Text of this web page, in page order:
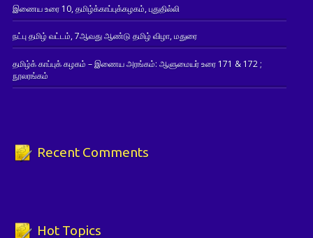
இணைய உரை 10, தமிழ்க்காப்புக்கழகம், புதுதில்லி
நட்பு தமிழ் வட்டம், 7ஆவது ஆண்டு தமிழ் விழா, மதுரை
தமிழ்க் காப்புக் கழகம் – இணைய அரங்கம்: ஆளுமையர் உரை 171 & 172 ;
நூலரங்கம்
Recent Comments
Hot Topics